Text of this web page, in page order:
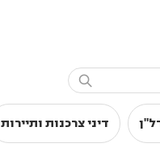

דיני צרכנות ותיירות